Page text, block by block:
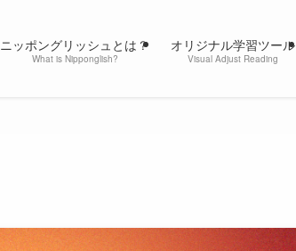
ニッポングリッシュとは？
What is Nipponglish?
オリジナル学習ツール
Visual Adjust Reading